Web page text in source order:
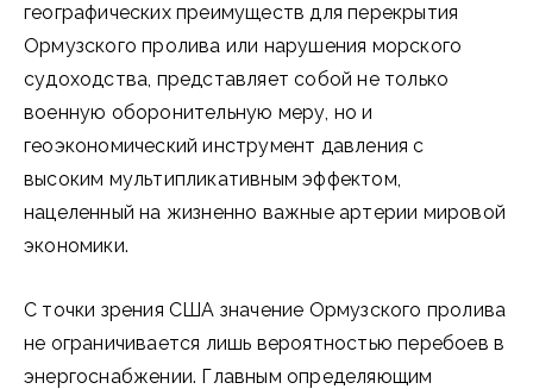
географических преимуществ для перекрытия
Ормузского пролива или нарушения морского
судоходства, представляет собой не только
военную оборонительную меру, но и
геоэкономический инструмент давления с
высоким мультипликативным эффектом,
нацеленный на жизненно важные артерии мировой
экономики.
С точки зрения США значение Ормузского пролива
не ограничивается лишь вероятностью перебоев в
энергоснабжении. Главным определяющим